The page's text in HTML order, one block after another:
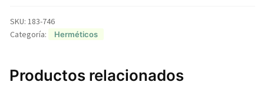
SKU:183-746
Categoría:
Herméticos
Productos relacionados